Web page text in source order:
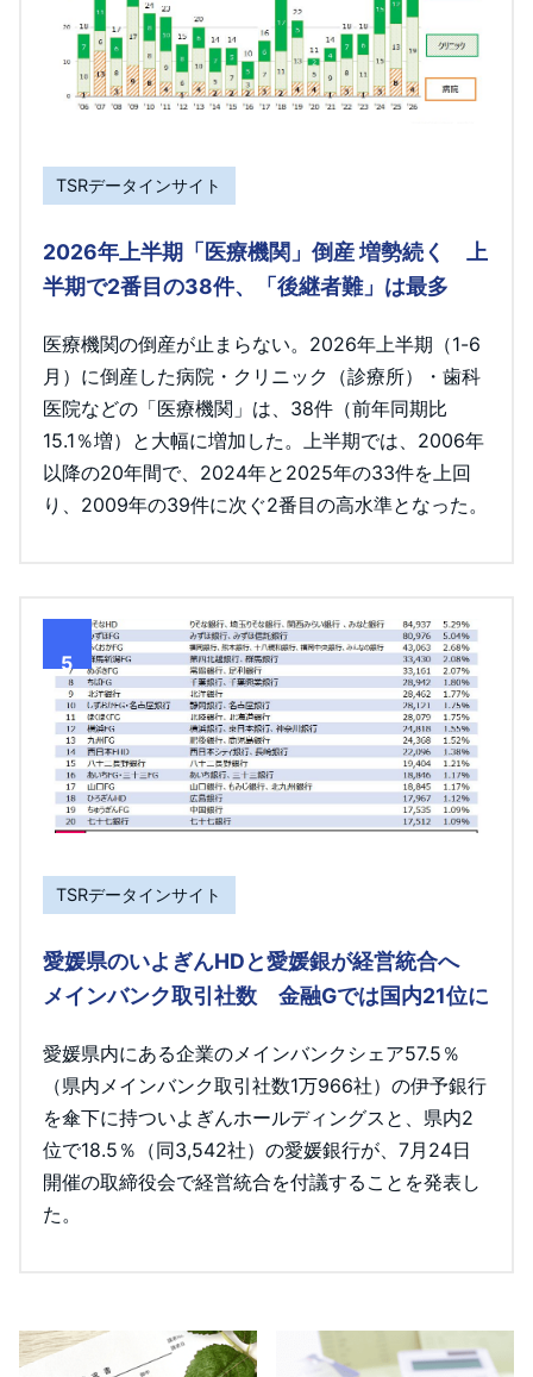
TSRデータインサイト
2026年上半期「医療機関」倒産 増勢続く 上
半期で2番目の38件、「後継者難」は最多
医療機関の倒産が止まらない。2026年上半期（1-6
月）に倒産した病院・クリニック（診療所）・歯科
医院などの「医療機関」は、38件（前年同期比
15.1％増）と大幅に増加した。上半期では、2006年
以降の20年間で、2024年と2025年の33件を上回
り、2009年の39件に次ぐ2番目の高水準となった。
5
TSRデータインサイト
愛媛県のいよぎんHDと愛媛銀が経営統合へ
メインバンク取引社数 金融Gでは国内21位に
愛媛県内にある企業のメインバンクシェア57.5％
（県内メインバンク取引社数1万966社）の伊予銀行
を傘下に持ついよぎんホールディングスと、県内2
位で18.5％（同3,542社）の愛媛銀行が、7月24日
開催の取締役会で経営統合を付議することを発表し
た。